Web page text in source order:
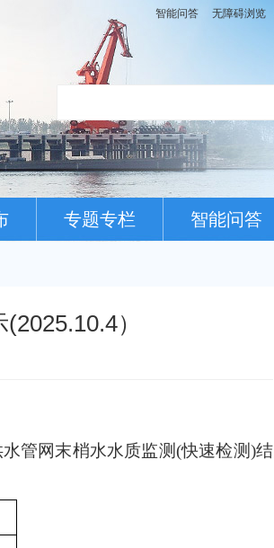
智能问答 无障碍浏览
专题专栏 智能问答
）
管网末梢水水质监测(快速检测)结